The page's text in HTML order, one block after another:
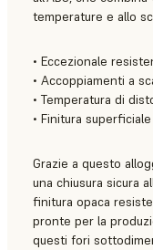
temperature e allo
• Eccezionale
• Accoppiamenti a
• Temperatura di
• Finitura
Grazie a questo
una chiusura sicura
finitura opaca
pronte per la
questi fori